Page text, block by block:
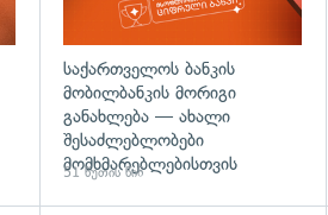
საქართველოს ბანკის
მობილბანკის მორიგი
განახლება — ახალი
შესაძლებლობები
მომხმარებლებისთვის
51 წუთის წინ